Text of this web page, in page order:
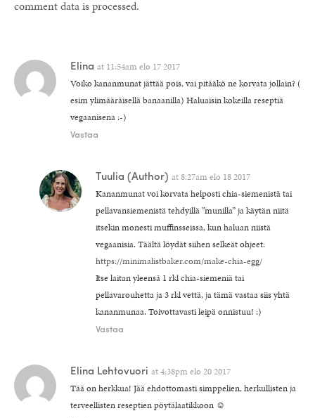
comment data is processed.
Elina at 11:54am elo 17 2017
Voiko kananmunat jättää pois, vai pitääkö ne korvata jollain? (
esim ylimääräisellä banaanilla) Haluaisin kokeilla reseptiä
vegaanisena :-)
Vastaa
Tuulia (Author) at8:27am elo 18 2017
Kananmunat voi korvata helposti chia-siemenistä tai
pellavansiemenistä tehdyillä ”munilla” ja käytän niitä
itsekin monesti muffinsseissa, kun haluan niistä
vegaanisia. Täältä löydät siihen selkeät ohjeet:
https://minimalistbaker.com/make-chia-egg/
Itse laitan yleensä 1 rkl chia-siemeniä tai
pellavarouhetta ja 3 rkl vettä, ja tämä vastaa siis yhtä
kananmunaa. Toivottavasti leipä onnistuu! :)
Vastaa
Elina Lehtovuori at4:38pm elo 20 2017
Tää on herkkua! Jää ehdottomasti simppelien, herkullisten ja
terveellisten reseptien pöytälaatikkoon ☺